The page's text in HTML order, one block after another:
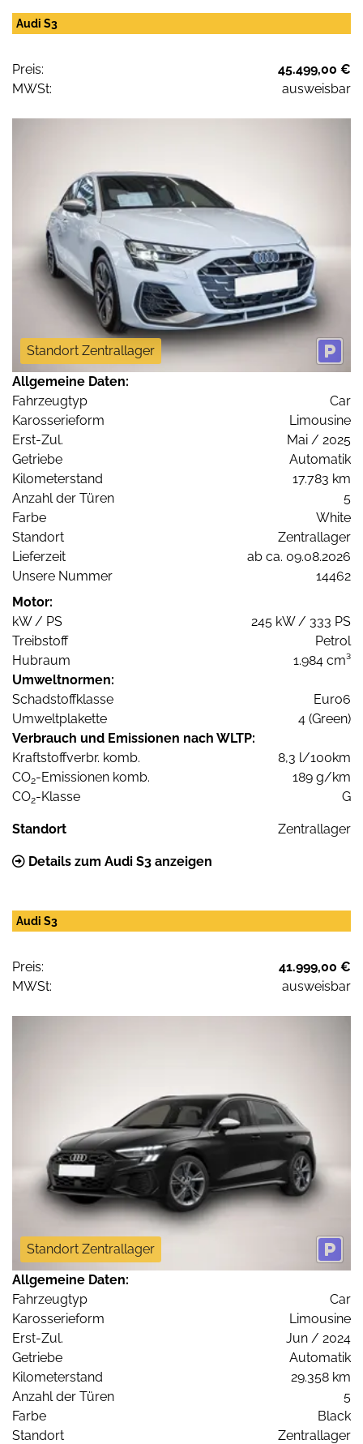
Audi S3
Preis:
45.499,00 €
MWSt:
ausweisbar
Standort Zentrallager
Allgemeine Daten:
Fahrzeugtyp
Car
Karosserieform
Limousine
Erst-Zul.
Mai / 2025
Getriebe
Automatik
Kilometerstand
17.783 km
Anzahl der Türen
5
Farbe
White
Standort
Zentrallager
Lieferzeit
ab ca. 09.08.2026
Unsere Nummer
14462
Motor:
kW / PS
245 kW / 333 PS
Treibstoff
Petrol
Hubraum
1.984 cm³
Umweltnormen:
Schadstoffklasse
Euro6
Umweltplakette
4 (Green)
Verbrauch und Emissionen nach WLTP:
Kraftstoffverbr. komb.
8,3 l/100km
CO2-Emissionen komb.
189 g/km
CO2-Klasse G
Standort Zentrallager
Details zum Audi S3 anzeigen
Audi S3
Preis:
41.999,00 €
MWSt:
ausweisbar
Standort Zentrallager
Allgemeine Daten:
Fahrzeugtyp
Car
Karosserieform
Limousine
Erst-Zul.
Jun / 2024
Getriebe
Automatik
Kilometerstand
29.358 km
Anzahl der Türen
5
Farbe
Black
Standort
Zentrallager